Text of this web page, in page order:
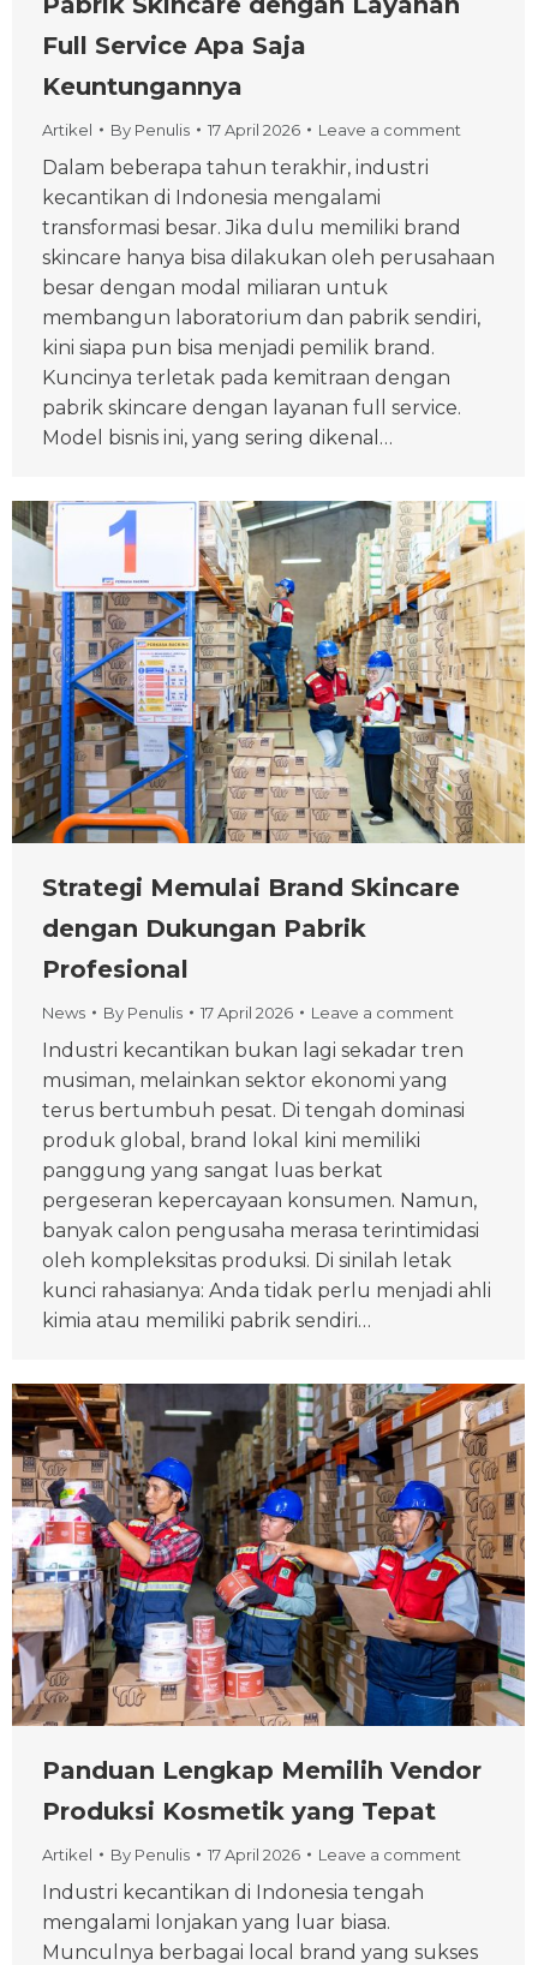
Full Service Apa Saja
Keuntungannya
Artikel By Penulis 17 April 2026 Leave a comment
Dalam beberapa tahun terakhir, industri
kecantikan di Indonesia mengalami
transformasi besar. Jika dulu memiliki brand
skincare hanya bisa dilakukan oleh perusahaan
besar dengan modal miliaran untuk
membangun laboratorium dan pabrik sendiri,
kini siapa pun bisa menjadi pemilik brand.
Kuncinya terletak pada kemitraan dengan
pabrik skincare dengan layanan full service.
Model bisnis ini, yang sering dikenal…
Strategi Memulai Brand Skincare
dengan Dukungan Pabrik
Profesional
News By Penulis 17 April 2026 Leave a comment
Industri kecantikan bukan lagi sekadar tren
musiman, melainkan sektor ekonomi yang
terus bertumbuh pesat. Di tengah dominasi
produk global, brand lokal kini memiliki
panggung yang sangat luas berkat
pergeseran kepercayaan konsumen. Namun,
banyak calon pengusaha merasa terintimidasi
oleh kompleksitas produksi. Di sinilah letak
kunci rahasianya: Anda tidak perlu menjadi ahli
kimia atau memiliki pabrik sendiri…
Panduan Lengkap Memilih Vendor
Produksi Kosmetik yang Tepat
Artikel By Penulis 17 April 2026 Leave a comment
Industri kecantikan di Indonesia tengah
mengalami lonjakan yang luar biasa.
Munculnya berbagai local brand yang sukses